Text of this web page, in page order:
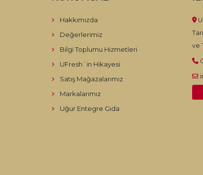
Hakkımızda
Değerlerimiz
Bilgi Toplumu Hizmetleri
UFresh´in Hikayesi
Satış Mağazalarımız
Markalarımız
Uğur Entegre Gıda
ve